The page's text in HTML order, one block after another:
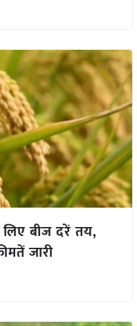
बीज दरें तय,
जारी